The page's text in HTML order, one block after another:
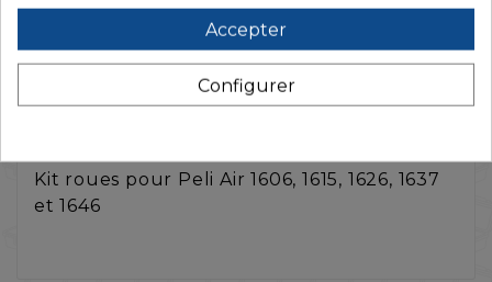
La description
Caractéristiques
Kit roues pour Peli Air 1606, 1615, 1626, 1637
et 1646
Accepter
Configurer